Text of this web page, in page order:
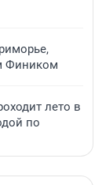
Фиником
лето в
по